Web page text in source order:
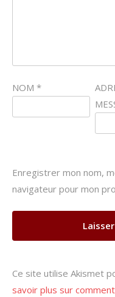
NOM *
Enregistrer mon nom,
navigateur pour mon
Ce site utilise Akismet
savoir plus sur